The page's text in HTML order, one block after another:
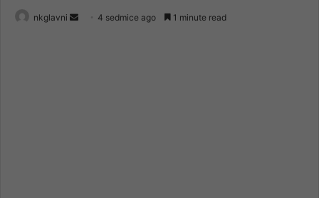
nkglavni
Send 4 sedmice ago 1 minute read